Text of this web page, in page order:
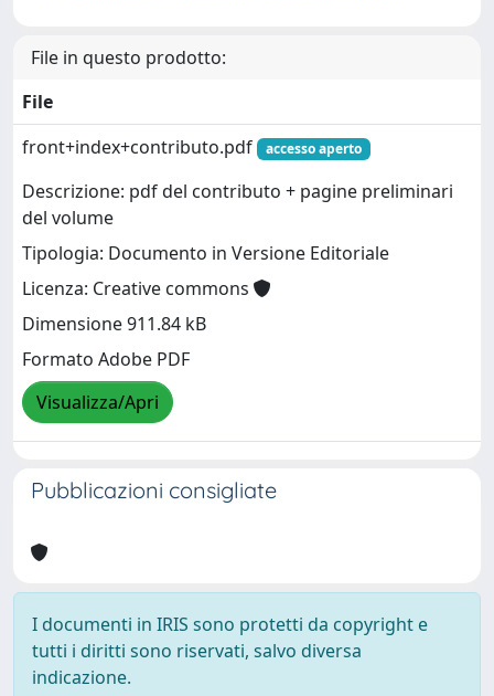
File in questo prodotto:
File
front+index+contributo.pdf
accesso aperto
Descrizione: pdf del contributo + pagine preliminari
del volume
Tipologia: Documento in Versione Editoriale
Licenza: Creative commons
Dimensione 911.84 kB
Formato Adobe PDF
Visualizza/Apri
Pubblicazioni consigliate
I documenti in IRIS sono protetti da copyright e
tutti i diritti sono riservati, salvo diversa
indicazione.